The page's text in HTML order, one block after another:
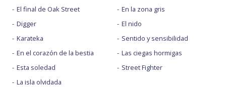
El final de Oak Street
Digger
Karateka
En el corazón de la bestia
Esta soledad
La isla olvidada
En la zona gris
El nido
Sentido y sensibilidad
Las ciegas hormigas
Street Fighter